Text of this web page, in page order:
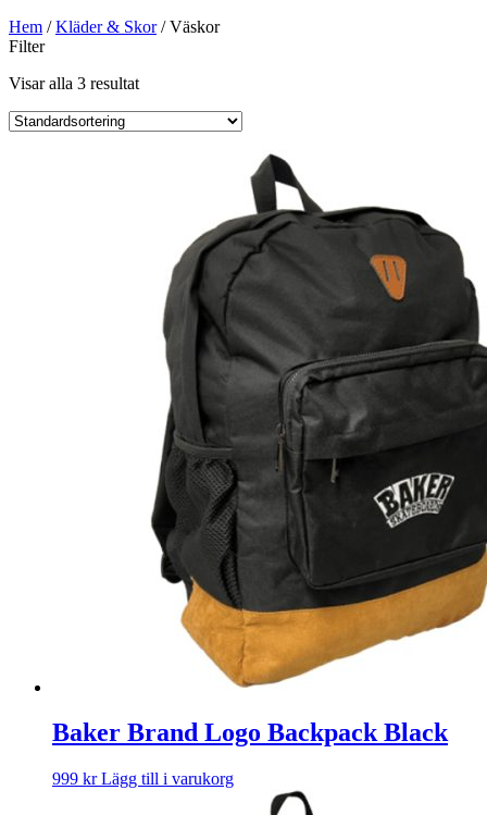
Hem /Kläder & Skor/ Väskor
Filter
Visar alla 3 resultat
Baker Brand Logo Backpack Black
999 kr Lägg till i varukorg